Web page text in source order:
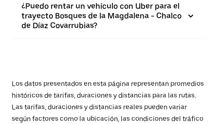
¿Puedo rentar un vehículo con Uber para el
trayecto Bosques de la Magdalena - Chalco
de Díaz Covarrubias?
Los datos presentados en esta página representan promedios
históricos de tarifas, duraciones y distancias para las rutas.
Las tarifas, duraciones y distancias reales pueden variar
según factores como la ubicación, las condiciones del tráfico